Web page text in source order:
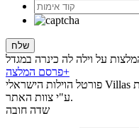
פרסם המלצה+
פורטל הוילות הישראלי Villas מפרסם המלצות גולשים בלבד המאושרות
ע"י צוות האתר.
שדה חובה